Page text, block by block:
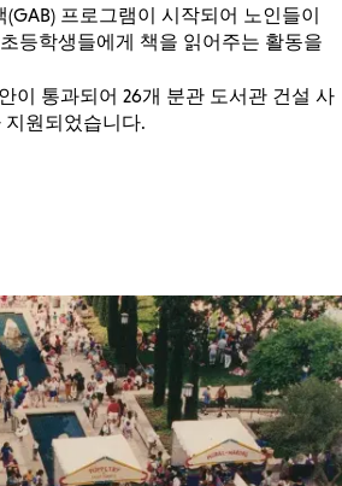
프로그램이 시작되어 노인들이
등학생들에게 책을 읽어주는 활동을
이 통과되어 26개 분관 도서관 건설 사
지원되었습니다.